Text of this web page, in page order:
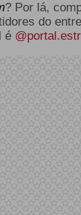
? Por lá,
do
é